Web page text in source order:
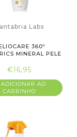
Labs
360º
MINERAL PELE
€16,95
AO
CARRINHO